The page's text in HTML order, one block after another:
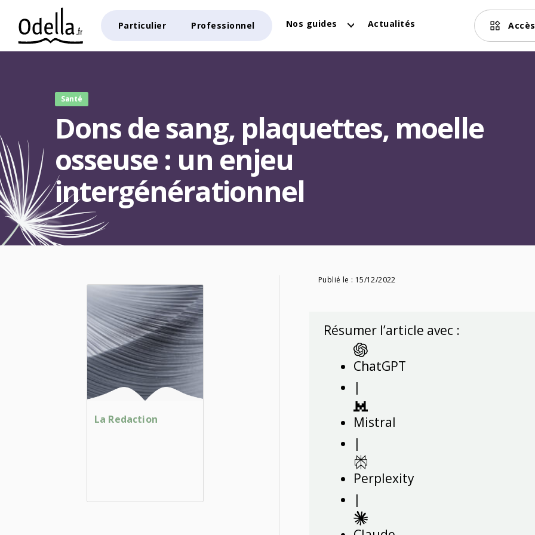
Particulier Professionnel Nos guides Actualités
Santé
Dons de sang, plaquettes, moelle
osseuse : un enjeu
intergénérationnel
La Redaction
Publié le : 15/12/2022
Résumer l’article avec :
ChatGPT
|
Mistral
|
Perplexity
|